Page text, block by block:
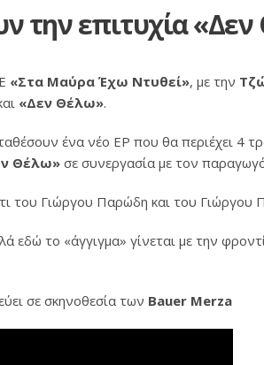
την επιτυχία
«Στα Μαύρα Έχω Ντυθεί», με την
«Δεν Θέλω».
ένα νέο ΕP που θα περιέχει 4
Θέλω» σε συνεργασία με τον
του Γιώργου Παρώδη και του
εδώ το «άγγιγμα» γίνεται με την
σε σκηνοθεσία των Bauer Merza